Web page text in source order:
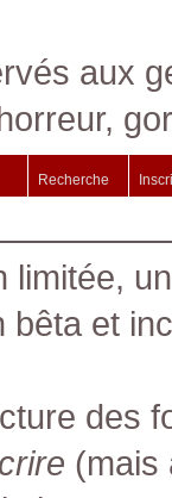
aux
Recherche
limitée,
bêta et
des
(mais